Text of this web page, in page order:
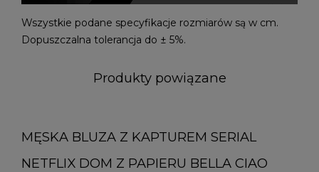
Wszystkie podane specyfikacje rozmiarów są w cm.
Dopuszczalna tolerancja do ± 5%.
Produkty powiązane
MĘSKA BLUZA Z KAPTUREM SERIAL
NETFLIX DOM Z PAPIERU BELLA CIAO